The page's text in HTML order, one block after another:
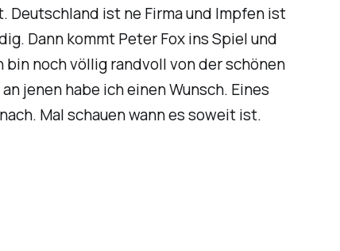
Deutschland ist ne Firma und Impfen ist
Dann kommt Peter Fox ins Spiel und
noch völlig randvoll von der schönen
jenen habe ich einen Wunsch. Eines
Mal schauen wann es soweit ist.